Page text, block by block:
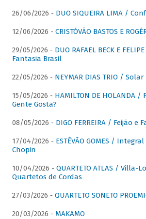
26/06/2026 - DUO SIQUEIRA LIMA /
12/06/2026 - CRISTÓVÃO BASTOS E
29/05/2026 - DUO RAFAEL BECK E
Fantasia Brasil
22/05/2026 - NEYMAR DIAS TRIO / Solar
15/05/2026 - HAMILTON DE HOLANDA /
Gente Gosta?
08/05/2026 - DIGO FERREIRA / Feijão e
17/04/2026 - ESTÊVÃO GOMES /
Chopin
10/04/2026 - QUARTETO ATLAS / Villa-
Quartetos de Cordas
27/03/2026 - QUARTETO SONETO
20/03/2026 - MAKAMO